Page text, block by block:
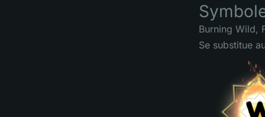
Burning Wild,
Se substitue